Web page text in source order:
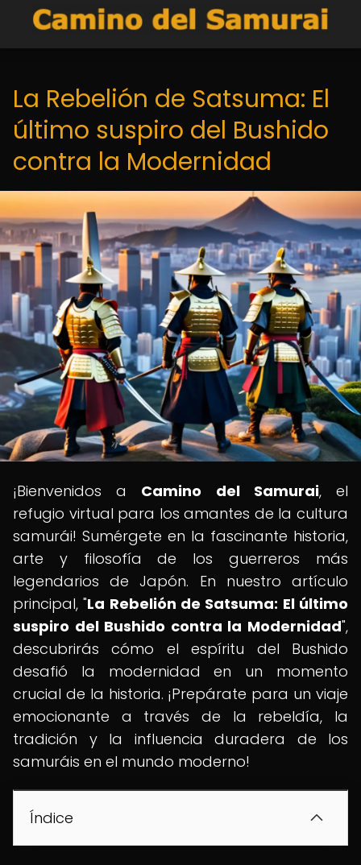
La Rebelión de Satsuma: El
último suspiro del Bushido
contra la Modernidad
¡Bienvenidos a Camino del Samurai, el
refugio virtual para los amantes de la cultura
samurái! Sumérgete en la fascinante historia,
arte y filosofía de los guerreros más
legendarios de Japón. En nuestro artículo
principal, "La Rebelión de Satsuma: El último
suspiro del Bushido contra la Modernidad",
descubrirás cómo el espíritu del Bushido
desafió la modernidad en un momento
crucial de la historia. ¡Prepárate para un viaje
emocionante a través de la rebeldía, la
tradición y la influencia duradera de los
samuráis en el mundo moderno!
Índice